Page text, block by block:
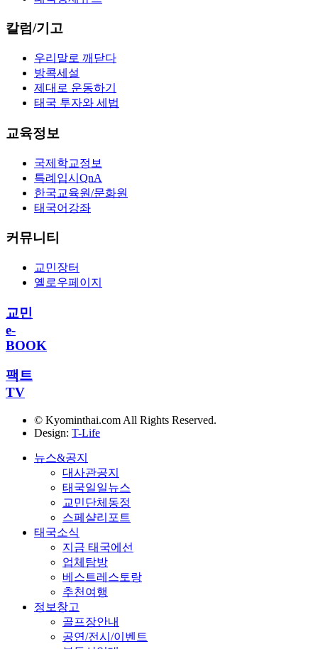
칼럼/기고
우리말로 깨닫다
방콕세설
제대로 운동하기
태국 투자와 세법
교육정보
국제학교정보
특례입시QnA
한국교육원/문화원
태국어강좌
커뮤니티
교민장터
옐로우페이지
교민
e-
BOOK
팩트
TV
© Kyominthai.com All Rights Reserved.
Design: T-Life
뉴스&공지
대사관공지
태국일일뉴스
교민단체동정
스페샬리포트
태국소식
지금 태국에선
업체탐방
베스트레스토랑
추천여행
정보창고
골프장안내
공연/전시/이벤트